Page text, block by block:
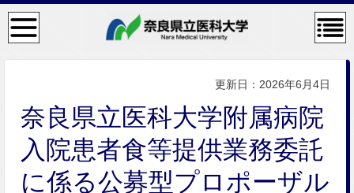
検
索・
メニ
コン
テン
ニュ
ー
更新日：2026年6月4日
奈良県立医科大学附属病院
入院患者食等提供業務委託
に係る公募型プロポーザル